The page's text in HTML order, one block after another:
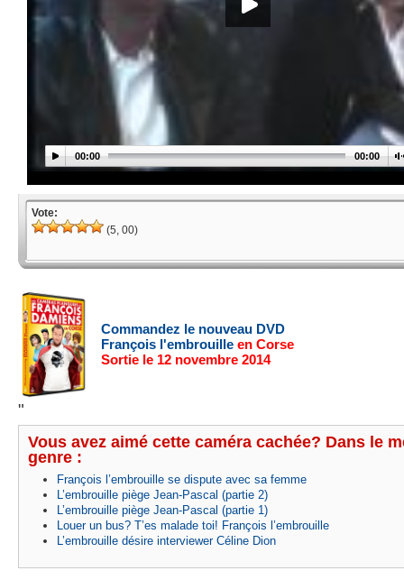
00:00 00:00
Vote:
(5, 00)
Commandez le nouveau DVD
François l'embrouille en Corse
Sortie le 12 novembre 2014
"
Vous avez aimé cette caméra cachée? Dans le
genre :
François l’embrouille se dispute avec sa femme
L’embrouille piège Jean-Pascal (partie 2)
L’embrouille piège Jean-Pascal (partie 1)
Louer un bus? T’es malade toi! François l’embrouille
L’embrouille désire interviewer Céline Dion